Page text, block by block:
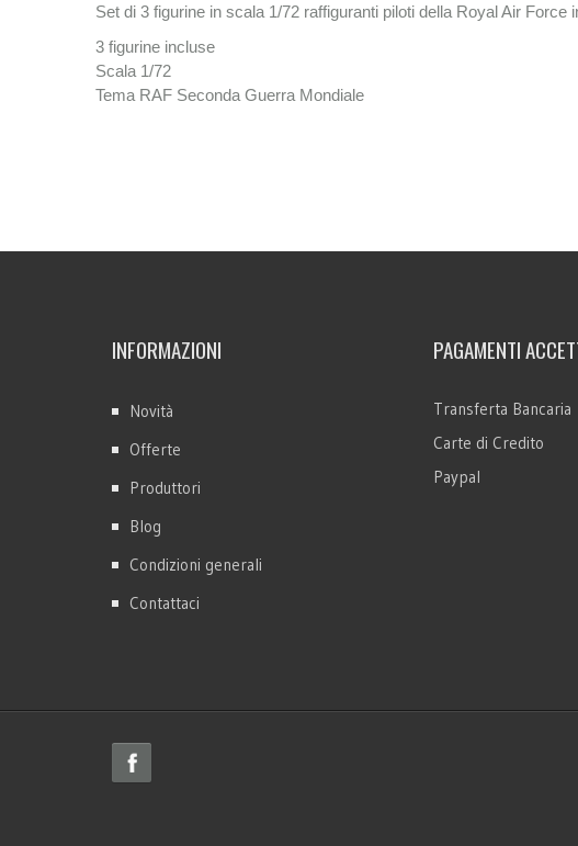
Set di 3 figurine in scala 1/72 raffiguranti piloti della Royal Air Force
3 figurine incluse
Scala 1/72
Tema RAF Seconda Guerra Mondiale
INFORMAZIONI
Novità
Offerte
Produttori
Blog
Condizioni generali
Contattaci
PAGAMENTI
Transferta Bancaria
Carte di Credito
Paypal